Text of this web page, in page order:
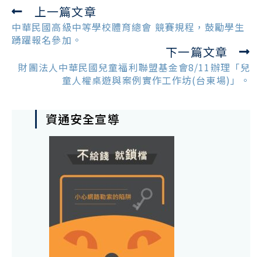
Read
more
articles
上一篇文章
中華民國高級中等學校體育總會 競賽規程，鼓勵學生
踴躍報名參加。
下一篇文章
財團法人中華民國兒童福利聯盟基金會8/11辦理「兒
童人權桌遊與案例實作工作坊(台東場)」。
資通安全宣導